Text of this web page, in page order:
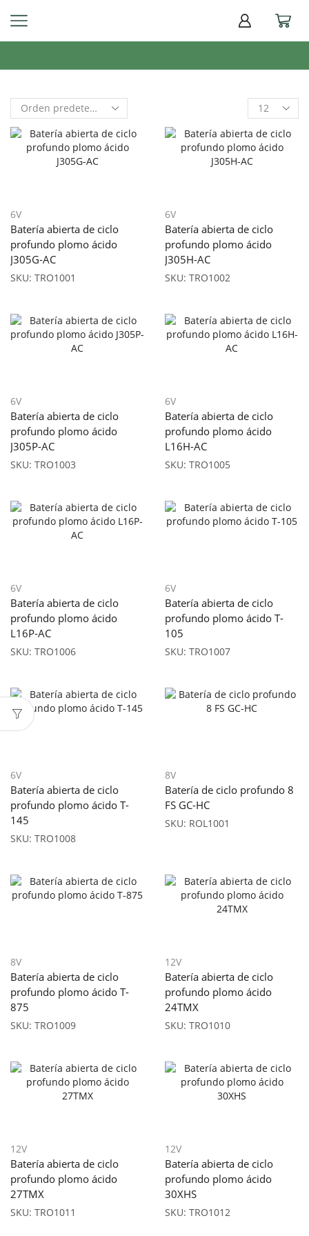
6V
Batería abierta de ciclo
profundo plomo ácido
J305G-AC
SKU: TRO1001
6V
Batería abierta de ciclo
profundo plomo ácido
J305H-AC
SKU: TRO1002
6V
Batería abierta de ciclo
profundo plomo ácido
J305P-AC
SKU: TRO1003
6V
Batería abierta de ciclo
profundo plomo ácido
L16H-AC
SKU: TRO1005
6V
Batería abierta de ciclo
profundo plomo ácido
L16P-AC
SKU: TRO1006
6V
Batería abierta de ciclo
profundo plomo ácido T-
105
SKU: TRO1007
6V
Batería abierta de ciclo
profundo plomo ácido T-
145
SKU: TRO1008
8V
Batería de ciclo profundo 8
FS GC-HC
SKU: ROL1001
8V
Batería abierta de ciclo
profundo plomo ácido T-
875
SKU: TRO1009
12V
Batería abierta de ciclo
profundo plomo ácido
24TMX
SKU: TRO1010
12V
Batería abierta de ciclo
profundo plomo ácido
27TMX
SKU: TRO1011
12V
Batería abierta de ciclo
profundo plomo ácido
30XHS
SKU: TRO1012